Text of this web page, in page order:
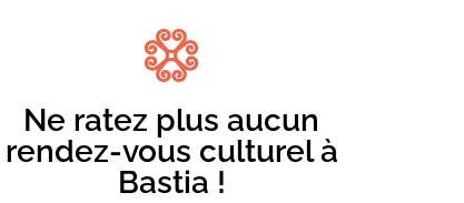
»
dimanche 18 mai à 10h00 au départ du
de Bastia)
Ne ratez plus aucun
rendez-vous culturel à
Bastia !